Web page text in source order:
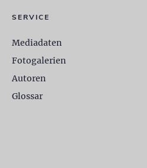
SERVICE
Mediadaten
Fotogalerien
Autoren
Glossar